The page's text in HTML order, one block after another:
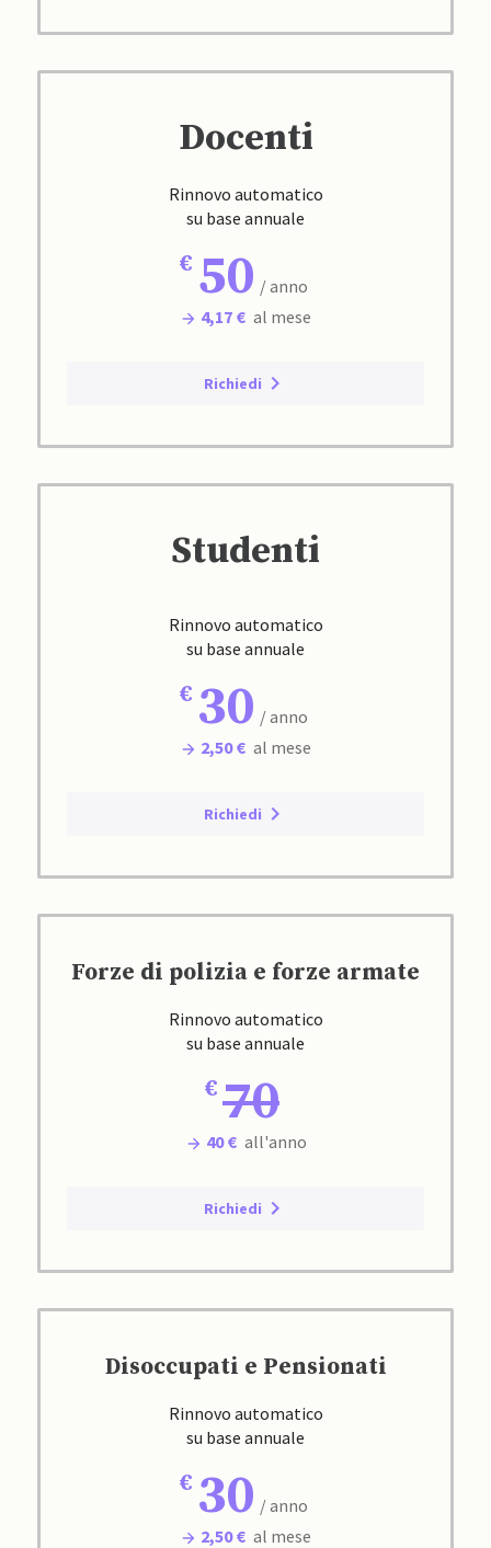
Docenti
Rinnovo automatico
su base annuale
50 / anno
4,17 € al mese
Richiedi
Studenti
Rinnovo automatico
su base annuale
30 / anno
2,50 € al mese
Richiedi
Forze di polizia e forze armate
Rinnovo automatico
su base annuale
70
40 € all'anno
Richiedi
Disoccupati e Pensionati
Rinnovo automatico
su base annuale
30 / anno
2,50 € al mese